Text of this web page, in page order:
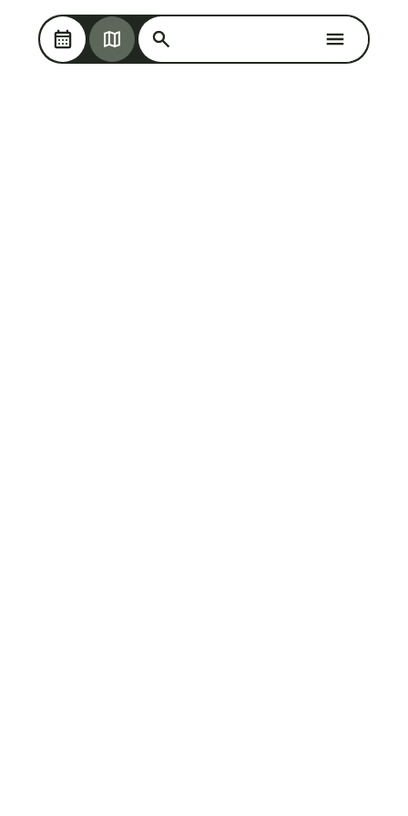
Skip til hovedindholdet
Søg på Oplev Kolding
Søg på Oplev Kolding